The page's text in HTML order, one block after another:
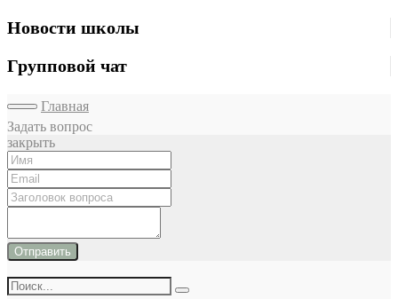
Новости школы
Групповой чат
Главная
Задать вопрос
закрыть
Отправить